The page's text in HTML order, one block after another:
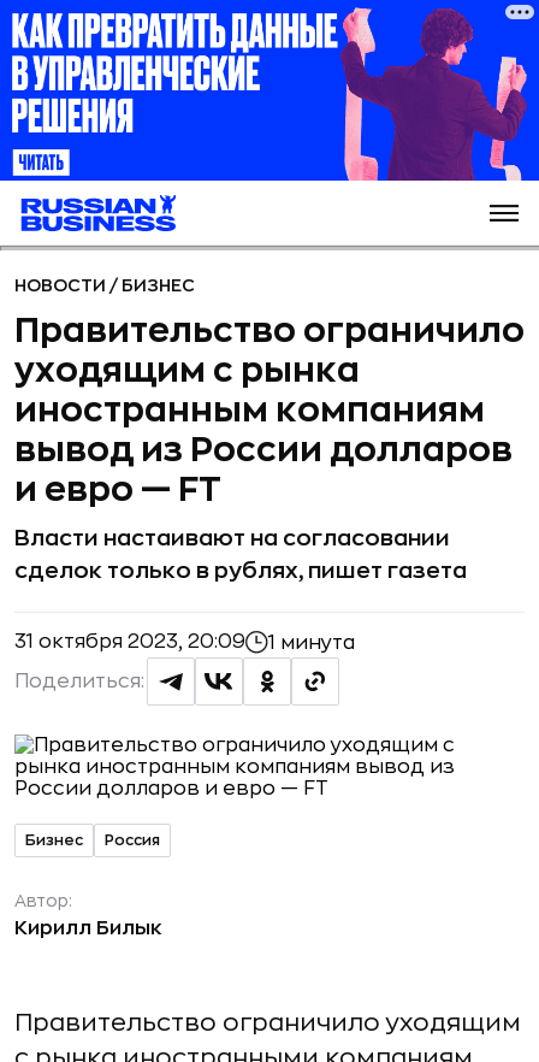
НОВОСТИ / БИЗНЕС
Правительство ограничило
уходящим с рынка
иностранным компаниям
вывод из России долларов
и евро — FT
Власти настаивают на согласовании
сделок только в рублях, пишет газета
31 октября 2023, 20:09 1 минута
Поделиться:
Бизнес Россия
Автор:
Кирилл Билык
Правительство ограничило уходящим